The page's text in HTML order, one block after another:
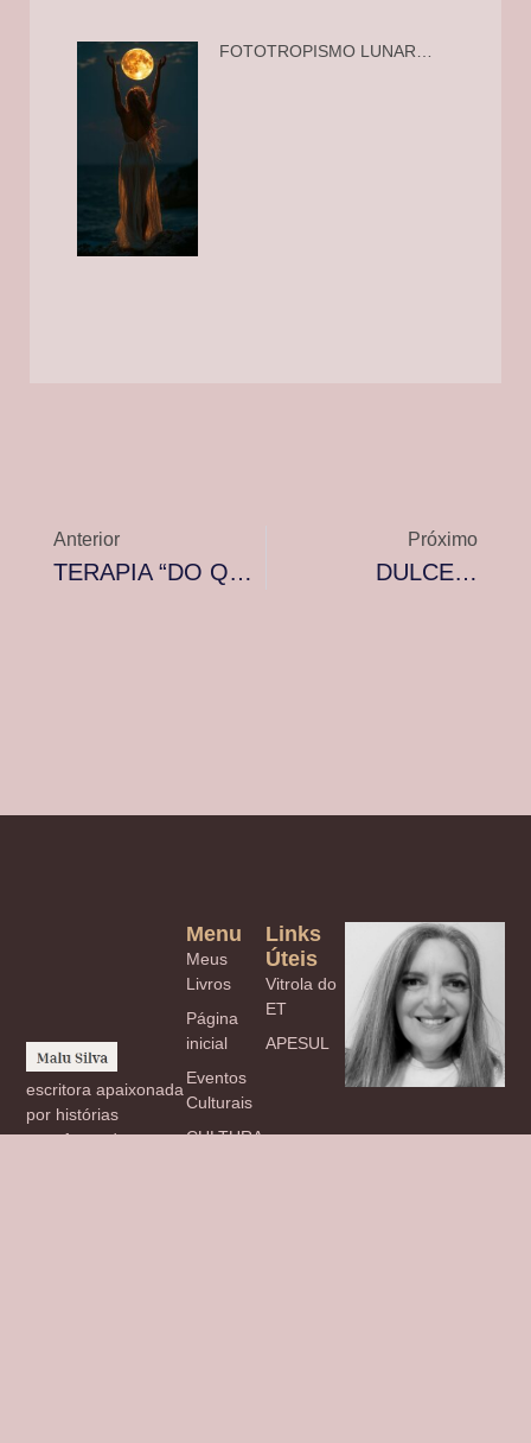
FOTOTROPISMO LUNAR…
Anterior
TERAPIA “DO QUE EU GOSTO”…
Próximo
DULCE…
escritora apaixonada
por histórias
transformadoras,
Links
Úteis
Vitrola do
ET
APESUL
Menu
Meus
Livros
Página
inicial
Eventos
Culturais
CULTURA,